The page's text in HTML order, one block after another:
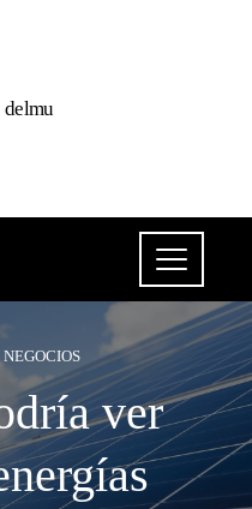
ver